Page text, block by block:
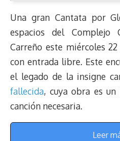
Una gran Cantata por
espacios del Complejo
Carreño este miércoles
con entrada libre. Este
el legado de la insigne
fallecida, cuya obra es
canción necesaria.
Leer